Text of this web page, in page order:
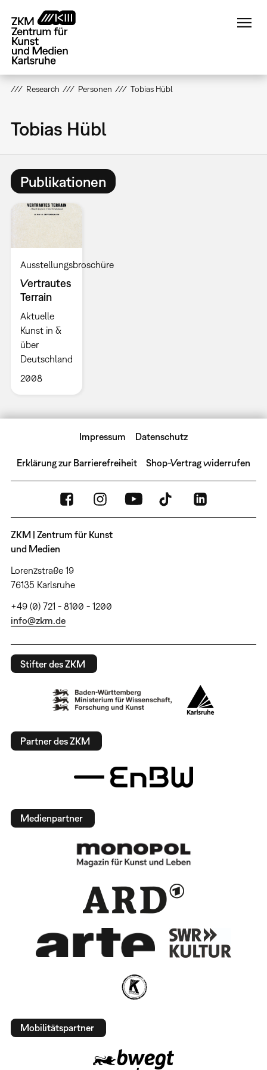
zum
Inhalt
Research Personen Tobias Hübl
Tobias Hübl
Publikationen
Ausstellungsbroschüre
Vertrautes
Terrain
Aktuelle
Kunst in &
über
Deutschland
2008
Impressum Datenschutz
Erklärung zur Barrierefreiheit Shop-Vertrag widerrufen
ZKM | Zentrum für Kunst
und Medien
Lorenzstraße 19
76135 Karlsruhe
+49 (0) 721 - 8100 - 1200
info@zkm.de
Stifter des ZKM
Partner des ZKM
Medienpartner
Mobilitätspartner